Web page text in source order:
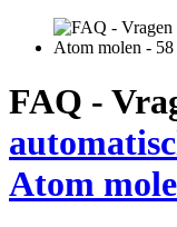
FAQ -
Atom